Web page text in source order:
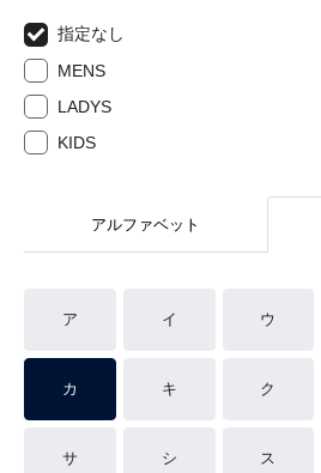
指定なし
MENS
LADYS
KIDS
アルファベット
ア イ ウ
カ キ ク
サ シ ス